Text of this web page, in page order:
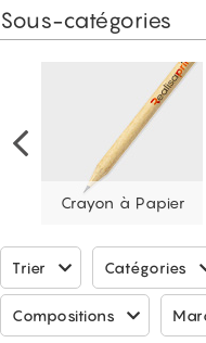
Sous-catégories
Crayon à Papier
Trier Catégories
Compositions